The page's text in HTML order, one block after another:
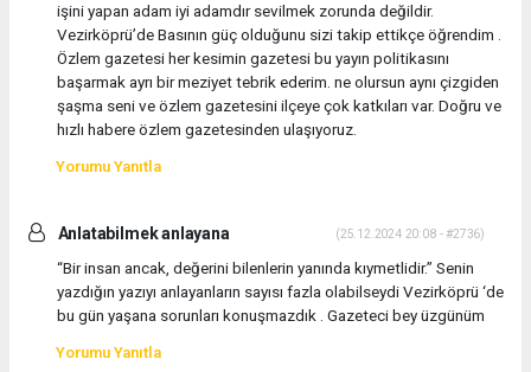
işini yapan adam iyi adamdır sevilmek zorunda değildir.
Vezirköprü’de Basının güç olduğunu sizi takip ettikçe öğrendim .
Özlem gazetesi her kesimin gazetesi bu yayın politikasını
başarmak ayrı bir meziyet tebrik ederim. ne olursun aynı çizgiden
şaşma seni ve özlem gazetesini ilçeye çok katkıları var. Doğru ve
hızlı habere özlem gazetesinden ulaşıyoruz.
Yorumu Yanıtla
Anlatabilmek anlayana (25.12.2024 20:08 - #2736)
“Bir insan ancak, değerini bilenlerin yanında kıymetlidir.” Senin
yazdığın yazıyı anlayanların sayısı fazla olabilseydi Vezirköprü ‘de
bu gün yaşana sorunları konuşmazdık . Gazeteci bey üzgünüm
Yorumu Yanıtla